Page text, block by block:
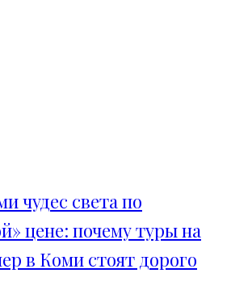
чудес света по
цене: почему туры на
в Коми стоят дорого